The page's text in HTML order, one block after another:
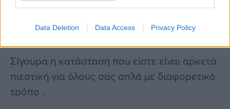
Data Deletion Data Access Privacy Policy
Σίγουρα η κατάσταση που είστε είναι αρκετά
πιεστική για όλους σας απλά με διαφορετικό
τρόπο .